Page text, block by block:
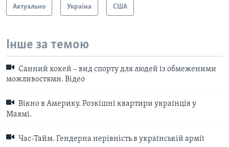
Актуально Україна США
Інше за темою
Санний хокей – вид спорту для людей із обмеженими
можливостями. Відео
Вікно в Америку. Розкішні квартири українців у
Маямі.
Час-Тайм. Гендерна нерівність в українській армії